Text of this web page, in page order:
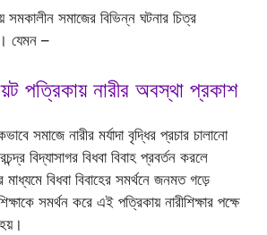
সমকালীন সমাজের বিভিন্ন ঘটনার চিত্র
যেমন –
পত্রিকায় নারীর অবস্থা প্রকাশ
সমাজে নারীর মর্যাদা বৃদ্ধির প্রচার চালানো
বিদ্যাসাগর বিধবা বিবাহ প্রবর্তন করলে
মাধ্যমে বিধবা বিবাহের সমর্থনে জনমত গড়ে
সমর্থন করে এই পত্রিকায় নারীশিক্ষার পক্ষে